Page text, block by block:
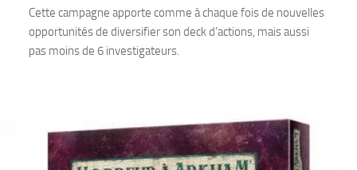
Cette campagne apporte comme à chaque fois de nouvelles
opportunités de diversifier son deck d’actions, mais aussi
pas moins de 6 investigateurs.